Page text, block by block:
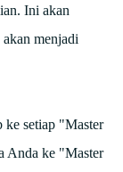
Ini akan
menjadi
ke setiap "Master
Anda ke "Master